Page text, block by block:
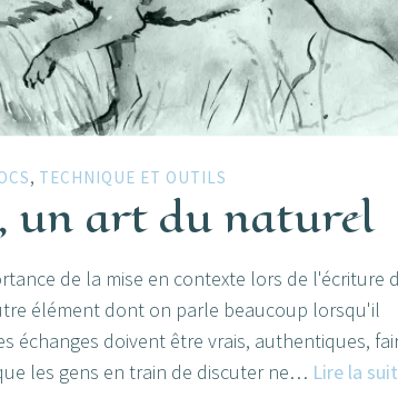
, TECHNIQUE ET OUTILS
un art du naturel
de la mise en contexte lors de l'écriture
élément dont on parle beaucoup lorsqu'il
échanges doivent être vrais, authentiques,
les gens en train de discuter ne… Lire la